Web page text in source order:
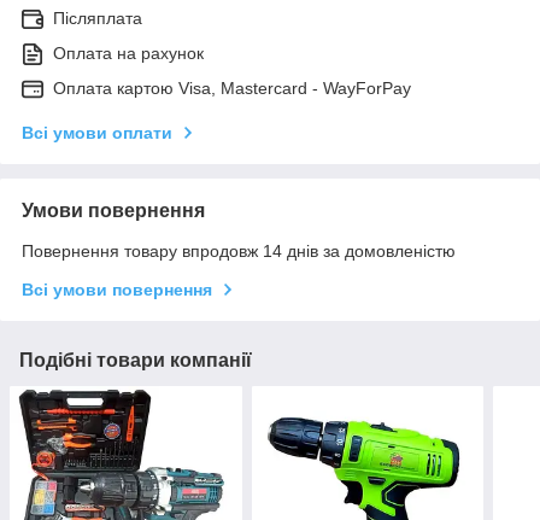
Післяплата
Оплата на рахунок
Оплата картою Visa, Mastercard - WayForPay
Всі умови оплати
Умови повернення
Повернення товару впродовж 14 днів за домовленістю
Всі умови повернення
Подібні товари компанії